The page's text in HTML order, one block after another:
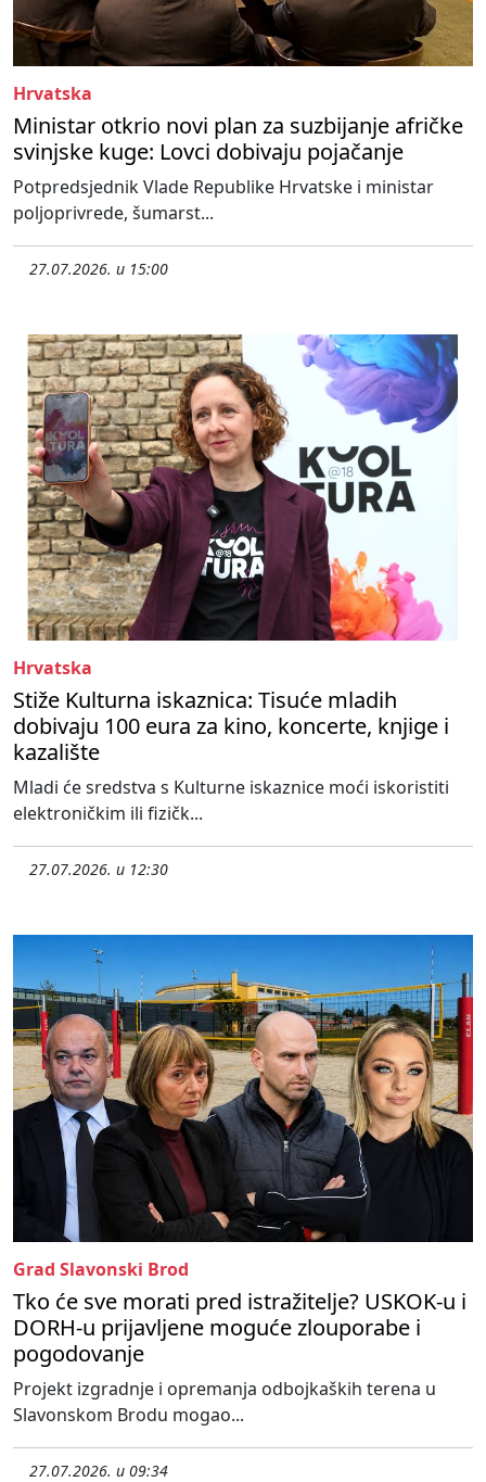
Hrvatska
Ministar otkrio novi plan za suzbijanje afričke
svinjske kuge: Lovci dobivaju pojačanje
Potpredsjednik Vlade Republike Hrvatske i ministar
poljoprivrede, šumarst...
27.07.2026. u 15:00
Hrvatska
Stiže Kulturna iskaznica: Tisuće mladih
dobivaju 100 eura za kino, koncerte, knjige i
kazalište
Mladi će sredstva s Kulturne iskaznice moći iskoristiti
elektroničkim ili fizičk...
27.07.2026. u 12:30
Grad Slavonski Brod
Tko će sve morati pred istražitelje? USKOK-u i
DORH-u prijavljene moguće zlouporabe i
pogodovanje
Projekt izgradnje i opremanja odbojkaških terena u
Slavonskom Brodu mogao...
27.07.2026. u 09:34